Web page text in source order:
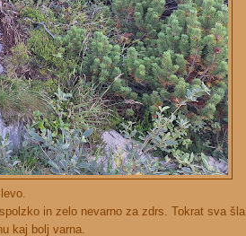
in zelo nevarno za zdrs. Tokrat sva šla
kaj bolj varna.